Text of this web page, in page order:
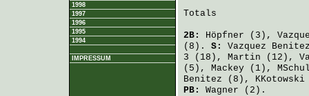
1998
1997
1996
1995
1994
IMPRESSUM
Totals
2B: Höpfner (3),
(8). S: Vazquez
3 (18), Martin (12),
(5), Mackey (1),
Benitez (8), KKotowski
PB: Wagner (2).